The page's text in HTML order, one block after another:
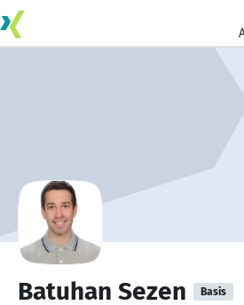
Batuhan Sezen Basis